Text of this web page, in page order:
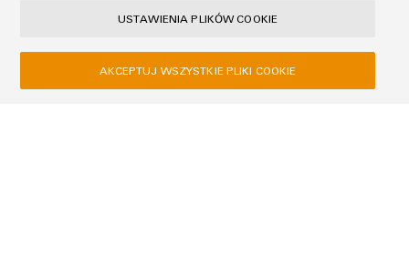
Wyrażam zgodę na przetwarzanie moich danych przez
można w każdej chwili wycofać, wysyłając wiadomość e-mail
na adres: newsletter@weidmuller.com.pl . Ponadto każdy e-
USTAWIENIA PLIKÓW COOKIE
AKCEPTUJ WSZYSTKIE PLIKI COOKIE